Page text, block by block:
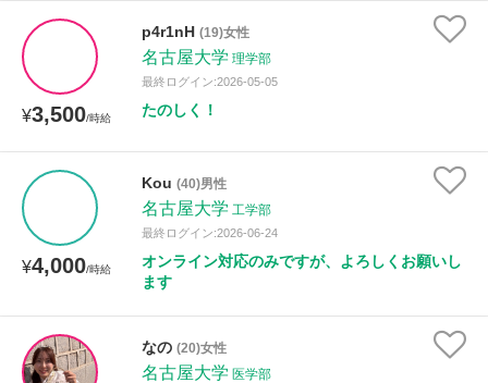
¥3,500/時給
p4r1nH (19)女性
名古屋大学 理学部
最終ログイン:2026-05-05
たのしく！
¥4,000/時給
Kou (40)男性
名古屋大学 工学部
最終ログイン:2026-06-24
オンライン対応のみですが、よろしくお願いし
ます
なの (20)女性
名古屋大学 医学部